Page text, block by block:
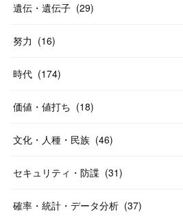
遺伝・遺伝子 (29)
努力 (16)
時代 (174)
価値・値打ち (18)
文化・人種・民族 (46)
セキュリティ・防諜 (31)
確率・統計・データ分析 (37)